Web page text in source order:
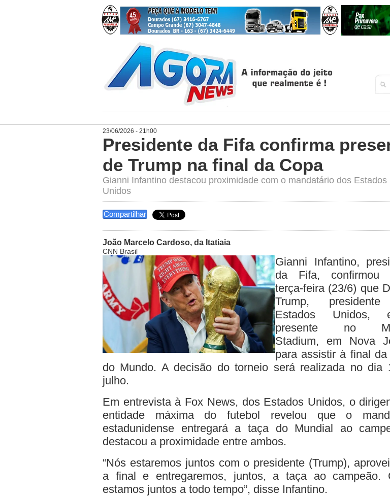
23/06/2026 - 21h00
Presidente da Fifa confirma
de Trump na final da Copa
Gianni Infantino destacou proximidade com o mandatário dos Estados
Unidos
Compartilhar
João Marcelo Cardoso, da Itatiaia
CNN Brasil
Gianni Infantino,
da Fifa, confirmou
terça-feira (23/6) que
Trump,
Estados Unidos,
presente no
Stadium, em Nova
para assistir à final da
do Mundo. A decisão do torneio será realizada no dia
julho.
Em entrevista à Fox News, dos Estados Unidos, o
entidade máxima do futebol revelou que o
estadunidense entregará a taça do Mundial ao
destacou a proximidade entre ambos.
“Nós estaremos juntos com o presidente (Trump),
a final e entregaremos, juntos, a taça ao campeão.
estamos juntos a todo tempo”, disse Infantino.